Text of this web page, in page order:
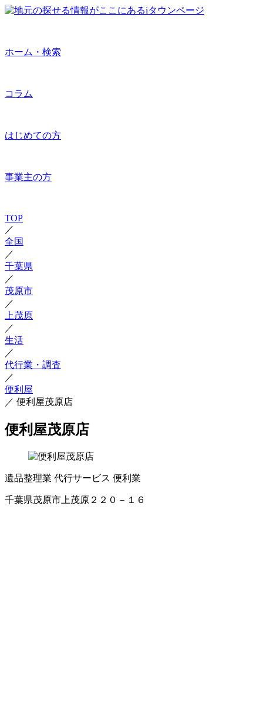
ホーム・検索
コラム
はじめての方
事業主の方
TOP
／
全国
／
千葉県
／
茂原市
／
上茂原
／
生活
／
代行業・調査
／
便利屋
／ 便利屋茂原店
便利屋茂原店
遺品整理業 代行サービス 便利業
千葉県茂原市上茂原２２０－１６